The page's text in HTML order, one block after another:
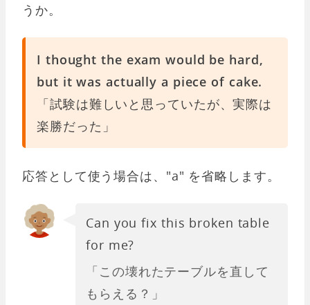
うか。
I thought the exam would be hard,
but it was actually a piece of cake.
「試験は難しいと思っていたが、実際は
楽勝だった」
応答として使う場合は、"a" を省略します。
Can you fix this broken table
for me?
「この壊れたテーブルを直して
もらえる？」